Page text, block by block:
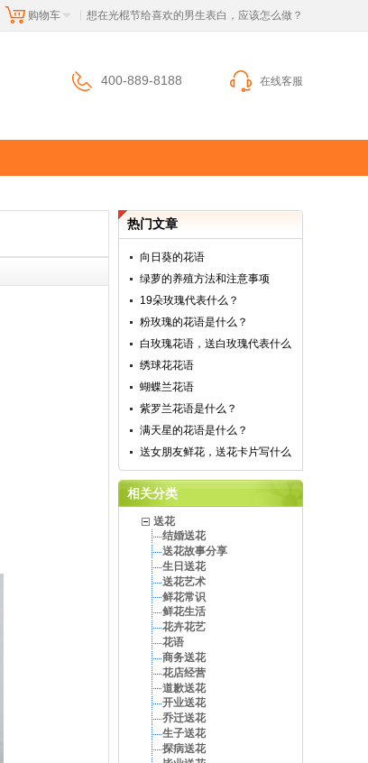
购物车 想在光棍节给喜欢的男生表白，应该怎么做？
400-889-8188 在线客服
热门文章
向日葵的花语
绿萝的养殖方法和注意事项
19朵玫瑰代表什么？
粉玫瑰的花语是什么？
白玫瑰花语，送白玫瑰代表什么
绣球花花语
蝴蝶兰花语
紫罗兰花语是什么？
满天星的花语是什么？
送女朋友鲜花，送花卡片写什么
相关分类
送花
结婚送花
送花故事分享
生日送花
送花艺术
鲜花常识
鲜花生活
花卉花艺
花语
商务送花
花店经营
道歉送花
开业送花
乔迁送花
生子送花
探病送花